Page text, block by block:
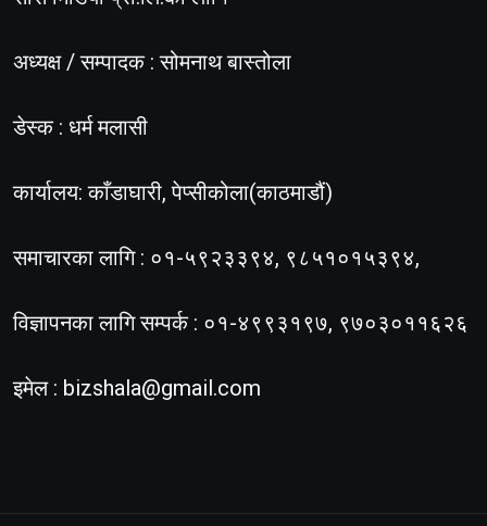
अध्यक्ष / सम्पादक : सोमनाथ बास्तोला
डेस्क : धर्म मलासी
कार्यालय: काँडाघारी, पेप्सीकोला(काठमाडौं)
समाचारका लागि : ०१-५९२३३९४, ९८५१०१५३९४,
विज्ञापनका लागि सम्पर्क : ०१-४९९३१९७, ९७०३०११६२६
इमेल : bizshala@gmail.com